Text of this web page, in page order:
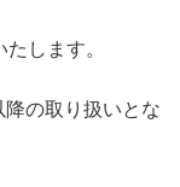
します。
の取り扱いとな